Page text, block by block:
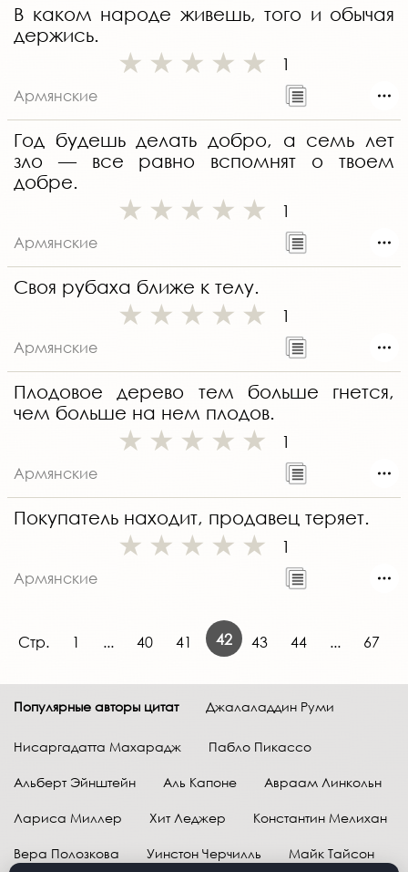
В каком народе живешь, того и обычая
держись.
1
Армянские
Год будешь делать добро, а семь лет
зло — все равно вспомнят о твоем
добре.
1
Армянские
Своя рубаха ближе к телу.
1
Армянские
Плодовое дерево тем больше гнется,
чем больше на нем плодов.
1
Армянские
Покупатель находит, продавец теряет.
1
Армянские
Стр. 1 ... 40 41 42 43 44 ... 67
Популярные авторы цитат Джалаладдин Руми
Нисаргадатта Махарадж Пабло Пикассо
Альберт Эйнштейн Аль Капоне Авраам Линкольн
Лариса Миллер Хит Леджер Константин Мелихан
Вера Полозкова Уинстон Черчилль Майк Тайсон